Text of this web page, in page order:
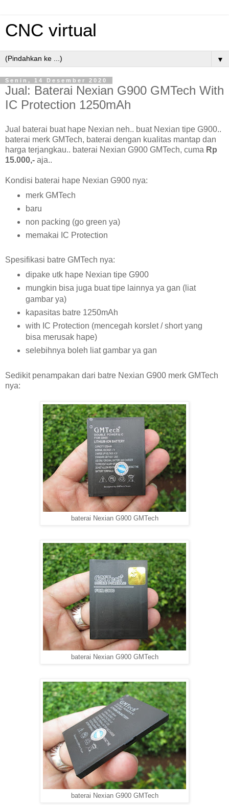
CNC virtual
▼
Senin, 14 Desember 2020
Jual: Baterai Nexian G900 GMTech With
IC Protection 1250mAh
Jual baterai buat hape Nexian neh.. buat Nexian tipe G900..
baterai merk GMTech, baterai dengan kualitas mantap dan
harga terjangkau.. baterai Nexian G900 GMTech, cuma Rp
15.000,- aja..
Kondisi baterai hape Nexian G900 nya:
merk GMTech
baru
non packing (go green ya)
memakai IC Protection
Spesifikasi batre GMTech nya:
dipake utk hape Nexian tipe G900
mungkin bisa juga buat tipe lainnya ya gan (liat
gambar ya)
kapasitas batre 1250mAh
with IC Protection (mencegah korslet / short yang
bisa merusak hape)
selebihnya boleh liat gambar ya gan
Sedikit penampakan dari batre Nexian G900 merk GMTech
nya:
baterai Nexian G900 GMTech
baterai Nexian G900 GMTech
baterai Nexian G900 GMTech